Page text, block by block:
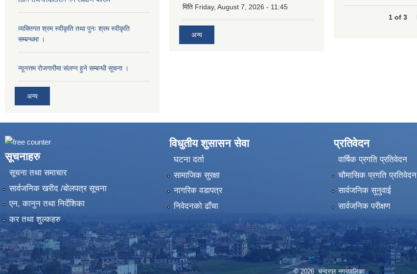
व्यक्तिगत श्रम स्वीकृति तथा पुनः श्रम स्वीकृति
सम्बन्धमा ।
न्यूनत्तम रोजगारीमा संलग्न हुने सम्बन्धी सूचना ।
अन्य
मिति Friday, August 7, 2026 - 11:45
अन्य
1 of 3
सूचनाहरु
सूचना तथा समाचार
सार्वजनिक खरीद /बोलपत्र सूचना
एन, कानुन तथा निर्देशिका
कर तथा शुल्कहरु
विधुतीय शुसासन सेवा
घटना दर्ता
सामाजिक सुरक्षा
नागरिक वडापत्र
निवेदनको ढाँचा
प्रतिवेदन
वार्षिक प्रगति प्रतिवेदन
चौमासिक प्रगति प्रतिवेदन
सार्वजनिक सुनुवाई
सार्वजनिक परीक्षण
© 2026 चन्द्रपुर नगरपालिका